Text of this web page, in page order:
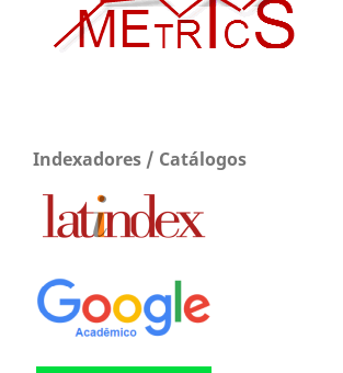
Indexadores / Catálogos